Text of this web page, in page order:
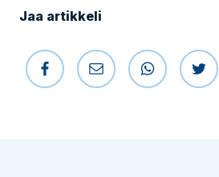
Jaa artikkeli
Jaa Facebookissa
Jaa sähköpostilla
Jaa